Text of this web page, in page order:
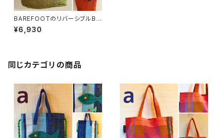
BAREFOOTのリバーシブルBA
G_S
¥6,930
同じカテゴリの商品